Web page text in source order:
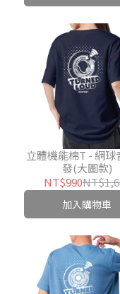
立體機能棉T - 網球
發(大圖款)
NT$990
加入購物車